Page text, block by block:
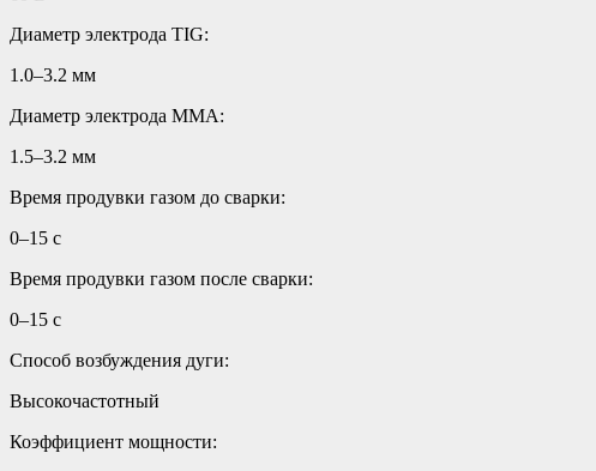
Диаметр электрода TIG:
1.0–3.2 мм
Диаметр электрода MMA:
1.5–3.2 мм
Время продувки газом до сварки:
0–15 с
Время продувки газом после сварки:
0–15 с
Способ возбуждения дуги:
Высокочастотный
Коэффициент мощности: